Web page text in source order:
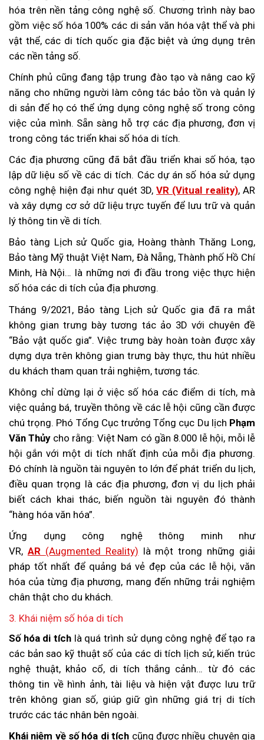
hóa trên nền tảng công nghệ số. Chương trình này bao
gồm việc số hóa 100% các di sản văn hóa vật thể và phi
vật thể, các di tích quốc gia đặc biệt và ứng dụng trên
các nền tảng số.
Chính phủ cũng đang tập trung đào tạo và nâng cao kỹ
năng cho những người làm công tác bảo tồn và quản lý
di sản để họ có thể ứng dụng công nghệ số trong công
việc của mình. Sẵn sàng hỗ trợ các địa phương, đơn vị
trong công tác triển khai số hóa di tích.
Các địa phương cũng đã bắt đầu triển khai số hóa, tạo
lập dữ liệu số về các di tích. Các dự án số hóa sử dụng
công nghệ hiện đại như quét 3D,VR (Vitual reality), AR
và xây dựng cơ sở dữ liệu trực tuyến để lưu trữ và quản
lý thông tin về di tích.
Bảo tàng Lịch sử Quốc gia, Hoàng thành Thăng Long,
Bảo tàng Mỹ thuật Việt Nam, Đà Nẵng, Thành phố Hồ Chí
Minh, Hà Nội… là những nơi đi đầu trong việc thực hiện
số hóa các di tích của địa phương.
Tháng 9/2021, Bảo tàng Lịch sử Quốc gia đã ra mắt
không gian trưng bày tương tác ảo 3D với chuyên đề
“Bảo vật quốc gia”. Việc trưng bày hoàn toàn được xây
dựng dựa trên không gian trưng bày thực, thu hút nhiều
du khách tham quan trải nghiệm, tương tác.
Không chỉ dừng lại ở việc số hóa các điểm di tích, mà
việc quảng bá, truyền thông về các lễ hội cũng cần được
chú trọng. Phó Tổng Cục trưởng Tổng cục Du lịch Phạm
Văn Thủycho rằng: Việt Nam có gần 8.000 lễ hội, mỗi lễ
hội gắn với một di tích nhất định của mỗi địa phương.
Đó chính là nguồn tài nguyên to lớn để phát triển du lịch,
điều quan trọng là các địa phương, đơn vị du lịch phải
biết cách khai thác, biến nguồn tài nguyên đó thành
“hàng hóa văn hóa”.
Ứng dụng công nghệ thông minh như
VR, AR (Augmented Reality) là một trong những giải
pháp tốt nhất để quảng bá vẻ đẹp của các lễ hội, văn
hóa của từng địa phương, mang đến những trải nghiệm
chân thật cho du khách.
3. Khái niệm số hóa di tích
Số hóa di tích là quá trình sử dụng công nghệ để tạo ra
các bản sao kỹ thuật số của các di tích lịch sử, kiến trúc
nghệ thuật, khảo cổ, di tích thắng cảnh… từ đó các
thông tin về hình ảnh, tài liệu và hiện vật được lưu trữ
trên không gian số, giúp giữ gìn những giá trị di tích
trước các tác nhân bên ngoài.
Khái niệm về số hóa di tích cũng được nhiều chuyên gia